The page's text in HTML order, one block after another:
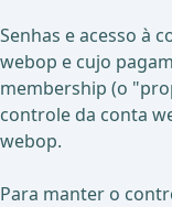
Senhas e acesso à
webop e cujo
membership (o
controle da conta
webop.
Para manter o